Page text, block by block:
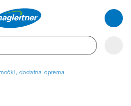
dodatna oprema